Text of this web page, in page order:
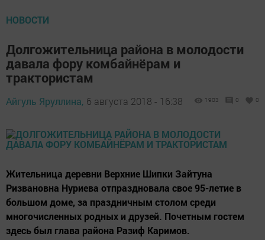
НОВОСТИ
Долгожительница района в молодости
давала фору комбайнёрам и
трактористам
Айгуль Яруллина, 6 августа 2018 - 16:38 1903 0 0
Жительница деревни Верхние Шипки Зайтуна
Ризвановна Нуриева отпраздновала свое 95-летие в
большом доме, за праздничным столом среди
многочисленных родных и друзей. Почетным гостем
здесь был глава района Разиф Каримов.